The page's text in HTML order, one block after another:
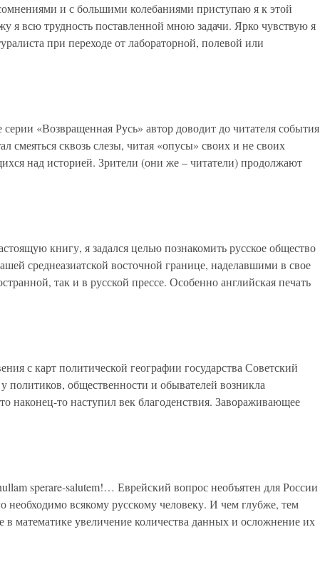
и с большими колебаниями приступаю я к этой
я всю трудность поставленной мною задачи. Ярко чувствую я
при переходе от лабораторной, полевой или
«Возвращенная Русь» автор доводит до читателя события
смеяться сквозь слезы, читая «опусы» своих и не своих
над историей. Зрители (они же – читатели) продолжают
книгу, я задался целью познакомить русское общество
среднеазиатской восточной границе, наделавшими в свое
так и в русской прессе. Особенно английская печать
с карт политической географии государст­ва Советский
общест­венности и обывателей возникла
наконец-то наступил век благоденствия. Завораживающее
sperare-salutem!… Еврейский вопрос необъятен для России
необходимо всякому русскому человеку. И чем глубже, тем
в математике увеличение количества данных и осложнение их